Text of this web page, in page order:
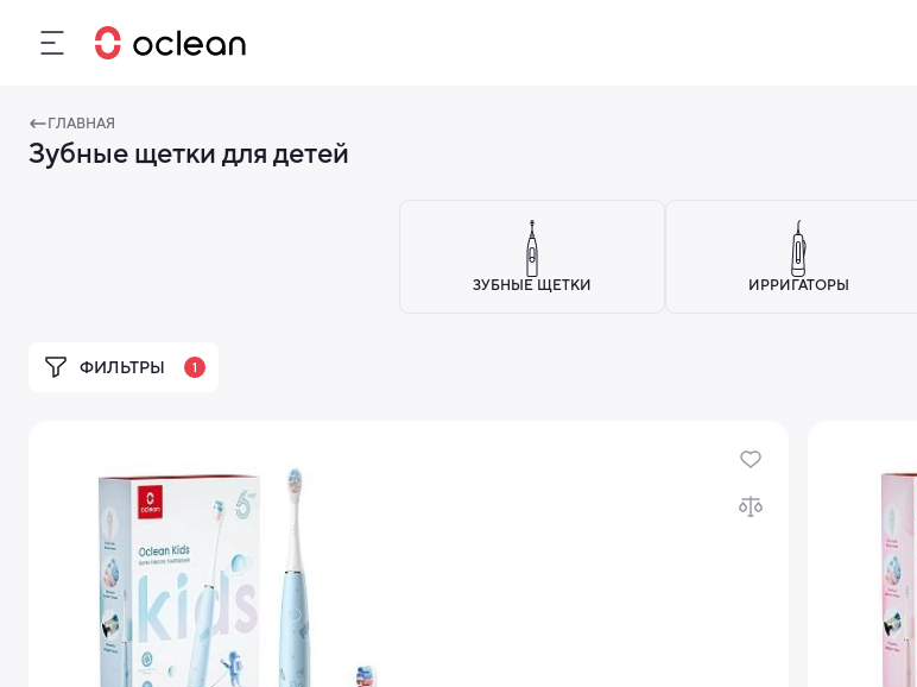
ГЛАВНАЯ
Зубные щетки для детей
ЗУБНЫЕ ЩЕТКИ ИРРИГАТОРЫ
ФИЛЬТРЫ 1